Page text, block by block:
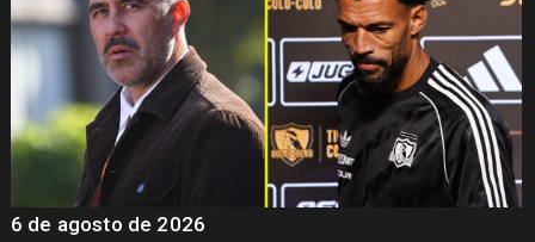
6 de agosto de 2026